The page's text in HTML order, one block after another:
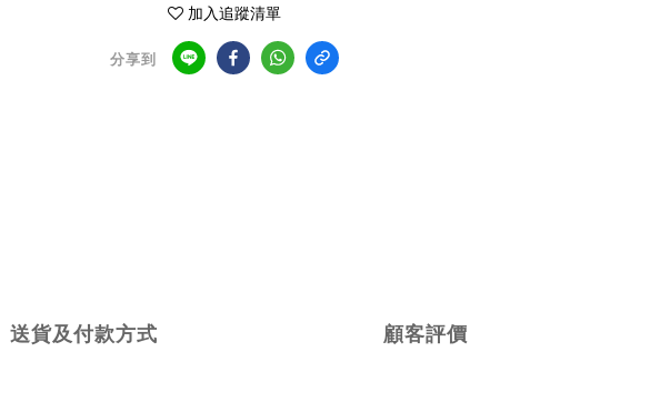
加入追蹤清單
分享到
送貨及付款方式 顧客評價